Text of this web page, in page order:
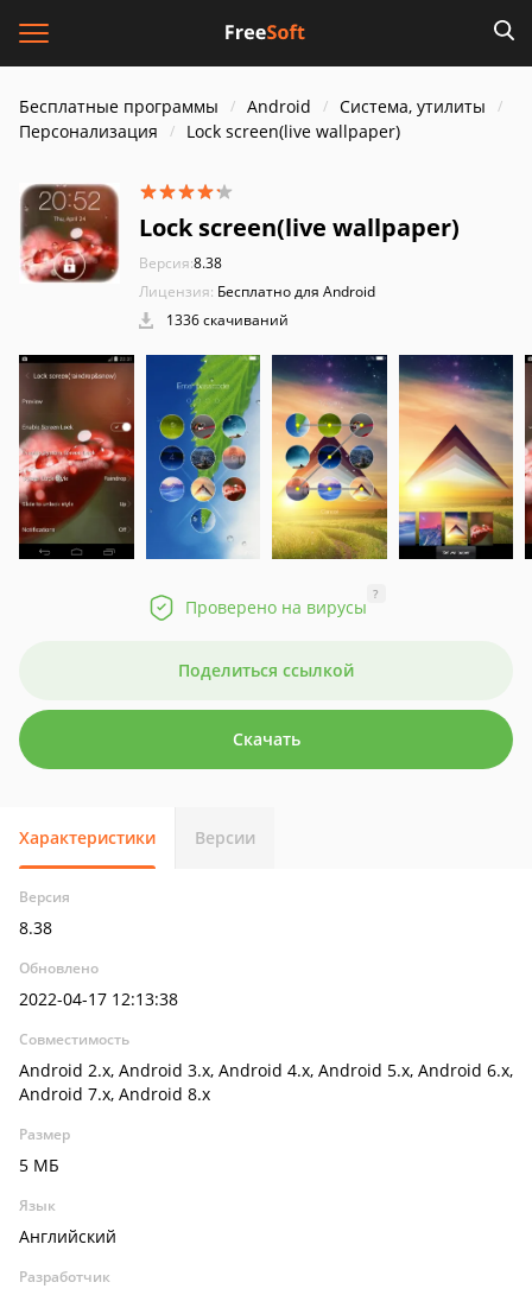
Бесплатные программы Android
Система, утилиты
Персонализация
Lock screen(live wallpaper)
Lock screen(live wallpaper)
Версия:8.38
Лицензия: Бесплатно для Android
1336 скачиваний
Проверено на вирусы
?
Поделиться ссылкой
Скачать
Характеристики Версии
Версия
8.38
Обновлено
2022-04-17 12:13:38
Совместимость
Android 2.x, Android 3.x, Android 4.x, Android 5.x, Android 6.x,
Android 7.x, Android 8.x
Размер
5 МБ
Язык
Английский
Разработчик